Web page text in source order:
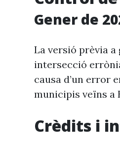
Gener de
La versió prèvia a
intersecció
causa d’un error
municipis veïns a
Crèdits i